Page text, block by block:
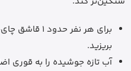
برای هر نفر
بریزید.
آب تازه جوشیده را به قوری